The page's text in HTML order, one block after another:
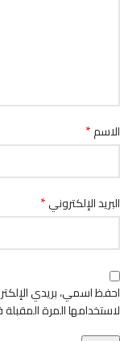
الاسم*
البريد الإلكتروني*
احفظ اسمي، بريدي
لاستخدامها المرة